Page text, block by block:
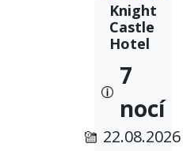
Knight
Castle
Hotel
7
nocí
22.08.2026